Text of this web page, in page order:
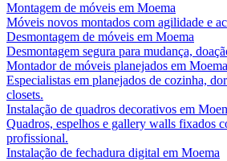
Montagem de móveis em Moema
Móveis novos montados com agilidade e
Desmontagem de móveis em Moema
Desmontagem segura para mudança,
Montador de móveis planejados em Moema
Especialistas em planejados de cozinha,
closets.
Instalação de quadros decorativos em
Quadros, espelhos e gallery walls fixados
profissional.
Instalação de fechadura digital em Moema